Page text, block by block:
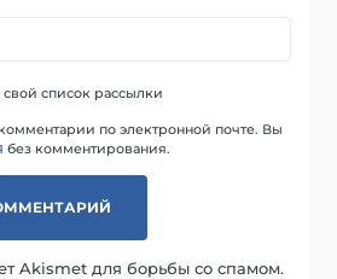
список рассылки
по электронной почте. Вы
без комментирования.
Akismet для борьбы со спамом.